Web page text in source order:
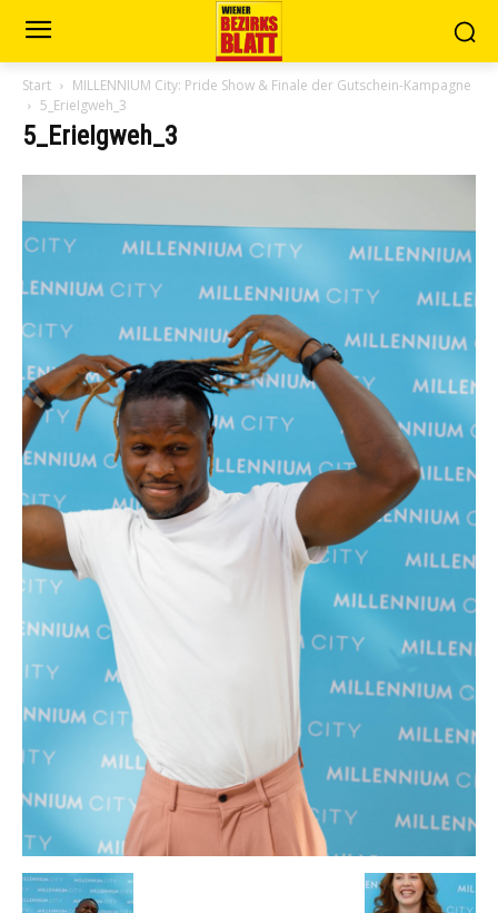
Start
MILLENNIUM City: Pride Show & Finale der Gutschein-Kampagne
5_ErieIgweh_3
5_ErieIgweh_3